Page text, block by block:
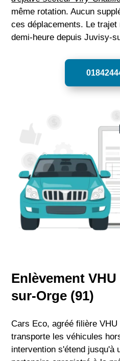
même rotation. Aucun
ces déplacements. Le
demi-heure depuis Juvisy-
Enlèvement
sur-Orge (91)
Cars Eco, agréé filière
transporte les véhicules
intervention s'étend jusqu'à